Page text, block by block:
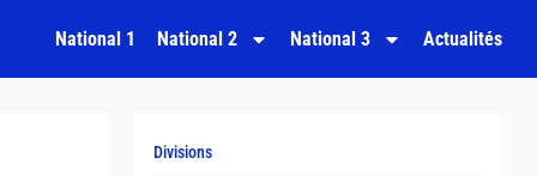
National 1 National 2 National 3 Actualités
Divisions